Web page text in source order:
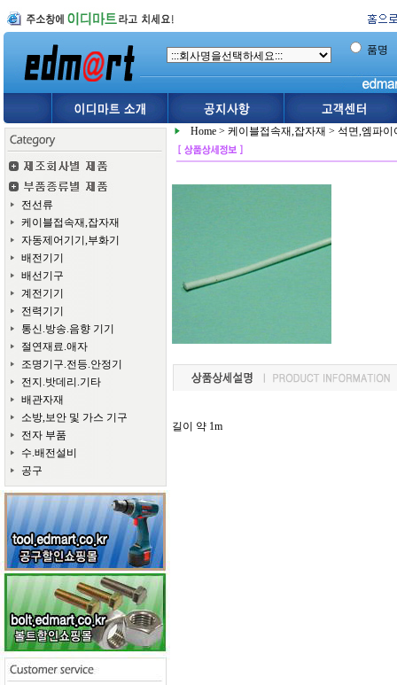
품명
전선류
케이블접속재,잡자재
자동제어기기,부화기
배전기기
배선기구
계전기기
전력기기
통신.방송.음향 기기
절연재료.애자
조명기구.전등.안정기
전지.밧데리.기타
배관자재
소방,보안 및 가스 기구
전자 부품
수.배전설비
공구
Home > 케이블접속재,잡자재 > 석면,엠파이
길이 약 1m